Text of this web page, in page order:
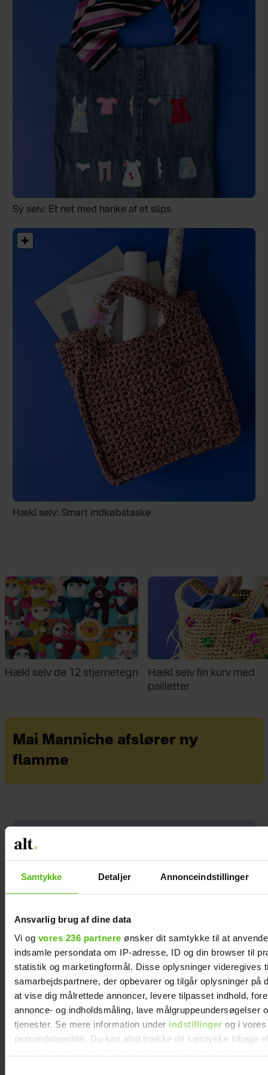
Samtykke Detaljer Annonceindstillinger
Ansvarlig brug af dine data
Vi og vores 236 partnere ønsker dit samtykke til at
indsamle persondata om IP-adresse, ID og din browser til
statistik og marketingformål. Disse oplysninger videregives
samarbejdspartnere, der opbevarer og tilgår oplysninger på
at vise dig målrettede annoncer, levere tilpasset indhold,
annonce- og indholdsmåling, lave målgruppeundersøgelser
tjenester. Se mere information under indstillinger og i vores
persondatapolitik. Du kan altid trække dit samtykke tilbage
Sy selv: Et net med hanke af et slips
Hækl selv: Smart indkøbstaske
Hækl selv fin kurv med
Familie bor på 30 kvm:
giver stor frihed ikke at
Mai Manniche afslører ny
flamme
Tilbage i skoven:
Kronprinsen fester til The
Minds of 99